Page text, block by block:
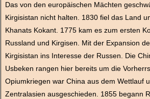
Das von den europäischen Mächten
Kirgisistan nicht halten. 1830 fiel das Land
Khanats Kokant. 1775 kam es zum ersten
Russland und Kirgisen. Mit der Expansion
Kirgisistan ins Interesse der Russen. Die
Usbeken rangen hier bereits um die
Opiumkriegen war China aus dem Wettlauf
Zentralasien ausgeschieden. 1855 begann